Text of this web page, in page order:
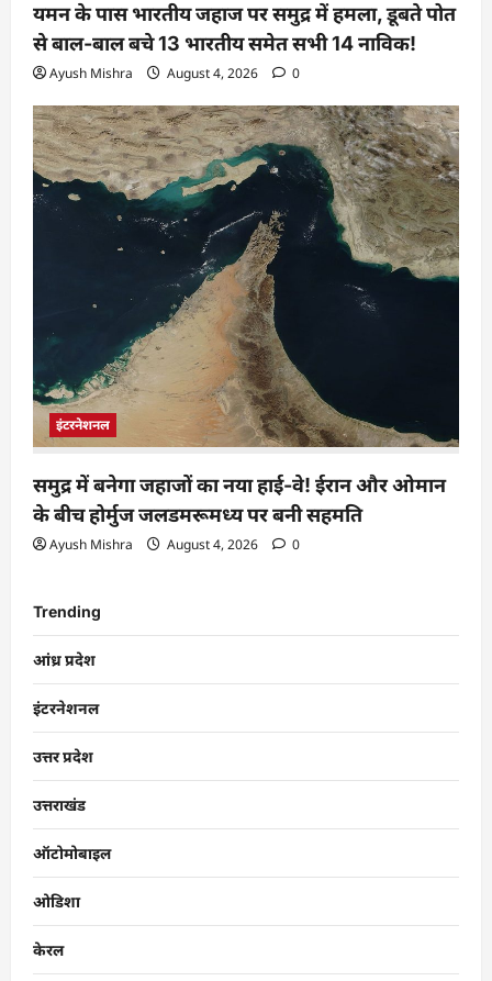
यमन के पास भारतीय जहाज पर समुद्र में हमला, डूबते पोत
से बाल-बाल बचे 13 भारतीय समेत सभी 14 नाविक!
Ayush Mishra August 4, 2026 0
इंटरनेशनल
समुद्र में बनेगा जहाजों का नया हाई-वे! ईरान और ओमान
के बीच होर्मुज जलडमरूमध्य पर बनी सहमति
Ayush Mishra August 4, 2026 0
Trending
आंध्र प्रदेश
इंटरनेशनल
उत्तर प्रदेश
उत्तराखंड
ऑटोमोबाइल
ओडिशा
केरल